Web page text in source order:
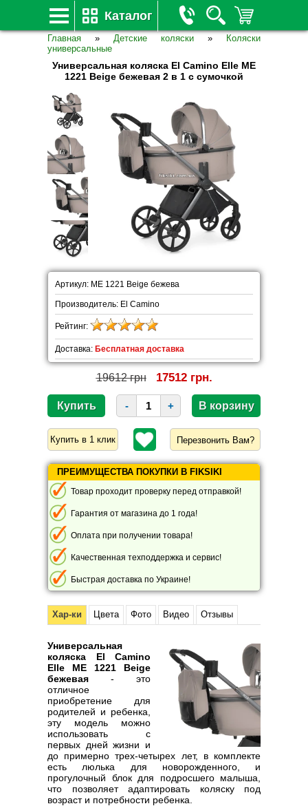
Каталог
Главная » Детские коляски »
Коляски
универсальные
Универсальная коляска El Camino Elle ME
1221 Beige бежевая 2 в 1 с сумочкой
Артикул: ME 1221 Beige бежева
Производитель: El Camino
Рейтинг:
Доставка: Бесплатная доставка
19612 грн 17512 грн.
- +
Перезвонить Вам?
ПРЕИМУЩЕСТВА ПОКУПКИ В FIKSIKI
Товар проходит проверку перед отправкой!
Гарантия от магазина до 1 года!
Оплата при получении товара!
Качественная техподдержка и сервис!
Быстрая доставка по Украине!
Хар-ки Цвета Фото Видео Отзывы
Универсальная
коляска El Camino
Elle ME 1221 Beige
бежевая - это
отличное
приобретение для
родителей и ребенка,
эту модель можно
использовать с
первых дней жизни и
до примерно трех-четырех лет, в комплекте
есть люлька для новорожденного, и
прогулочный блок для подросшего малыша,
что позволяет адаптировать коляску под
возраст и потребности ребенка.